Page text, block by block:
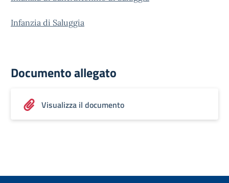
Infanzia di Saluggia
Documento allegato
Visualizza il documento